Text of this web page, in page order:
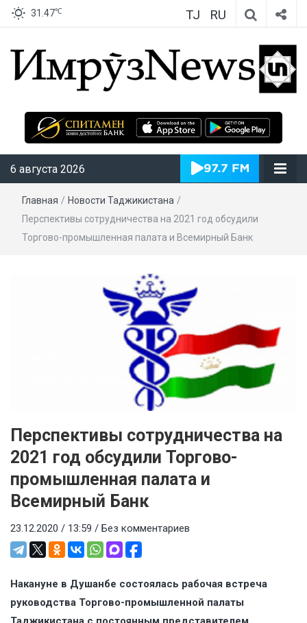
31.47℃ TJ RU
ИмрӯзNews
6 августа 2026
Главная / Новости Таджикистана /
Перспективы сотрудничества на 2021 год обсудили
Торгово-промышленная палата и Всемирный Банк
Перспективы сотрудничества на
2021 год обсудили Торгово-
промышленная палата и
Всемирный Банк
23.12.2020 / 13:59 / Без комментариев
Накануне в Душанбе состоялась рабочая встреча
руководства Торгово-промышленной палаты